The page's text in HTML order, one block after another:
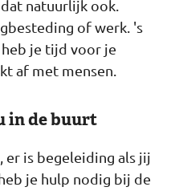
natuurlijk ook.
of werk. 's
je tijd voor je
af met mensen.
in de buurt
er is begeleiding als jij
je hulp nodig bij de